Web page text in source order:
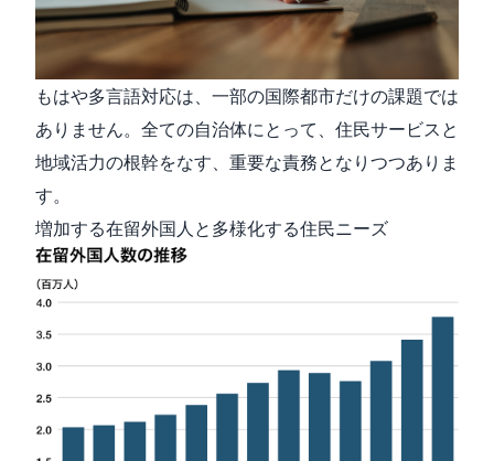
もはや多言語対応は、一部の国際都市だけの課題では
ありません。全ての自治体にとって、住民サービスと
地域活力の根幹をなす、重要な責務となりつつありま
す。
増加する在留外国人と多様化する住民ニーズ